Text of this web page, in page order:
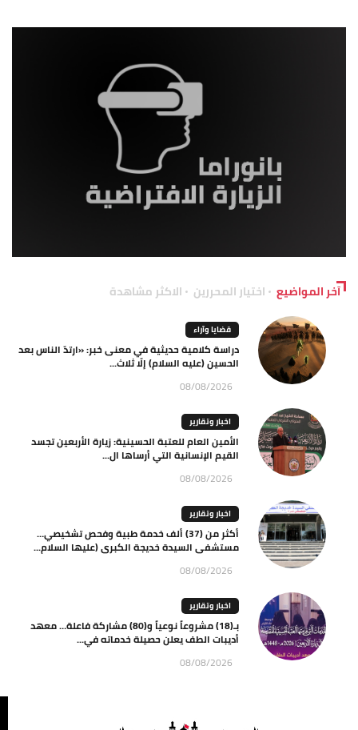
آخر المواضيع اختيار المحررين الاكثر مشاهدة
قضايا وآراء
دراسة كلامية حديثية في معنى خبر: «ارتدّ الناس بعد
الحسين (عليه السلام) إلّا ثلاث...
08/08/2026
اخبار وتقارير
الأمين العام للعتبة الحسينية: زيارة الأربعين تجسد
القيم الإنسانية التي أرساها ال...
08/08/2026
اخبار وتقارير
أكثر من (37) ألف خدمة طبية وفحص تشخيصي…
مستشفى السيدة خديجة الكبرى (عليها السلام...
08/08/2026
اخبار وتقارير
بـ(18) مشروعاً نوعياً و(80) مشاركة فاعلة… معهد
أديبات الطف يعلن حصيلة خدماته في...
08/08/2026